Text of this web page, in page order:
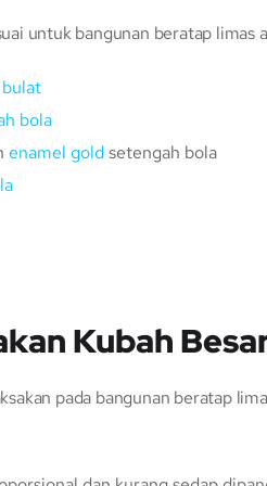
untuk bangunan beratap limas
bola
enamel goldsetengah bola
Kubah
pada bangunan beratap